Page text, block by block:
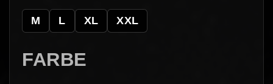
M L XL XXL
FARBE